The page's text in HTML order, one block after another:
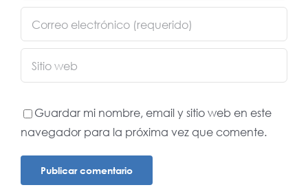
Guardar mi nombre, email y sitio web en este
navegador para la próxima vez que comente.